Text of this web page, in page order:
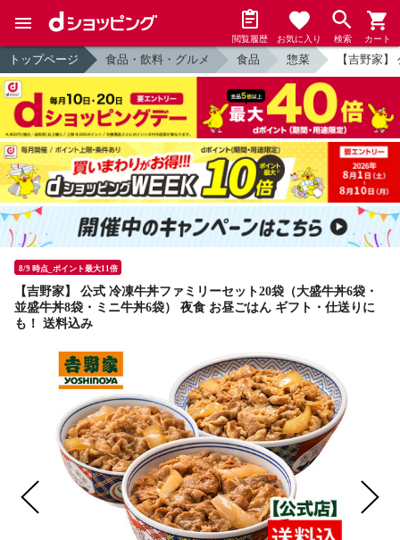
閲覧履歴 お気に入り 検索 カート
トップページ 食品・飲料・グルメ 食品 惣菜 【吉野家
8/9 時点_ポイント最大11倍
【吉野家】 公式 冷凍牛丼ファミリーセット20袋（大盛牛丼6袋・
並盛牛丼8袋・ミニ牛丼6袋） 夜食 お昼ごはん ギフト・仕送りに
も！ 送料込み